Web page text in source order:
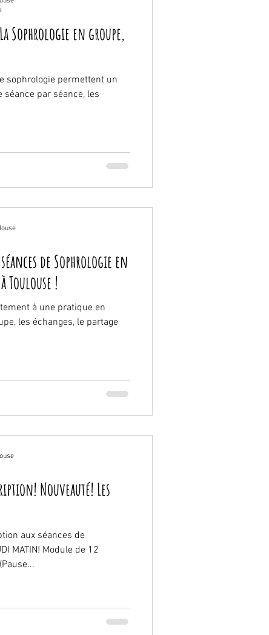
Sophrologie en groupe,
sophrologie permettent un
par séance, les
Toulouse !
à une pratique en
les échanges, le partage
Nouveauté! Les
aux séances de
MATIN! Module de 12